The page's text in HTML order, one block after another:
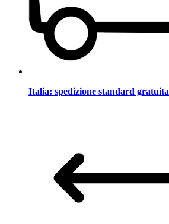
Italia: spedizione standard gratuita